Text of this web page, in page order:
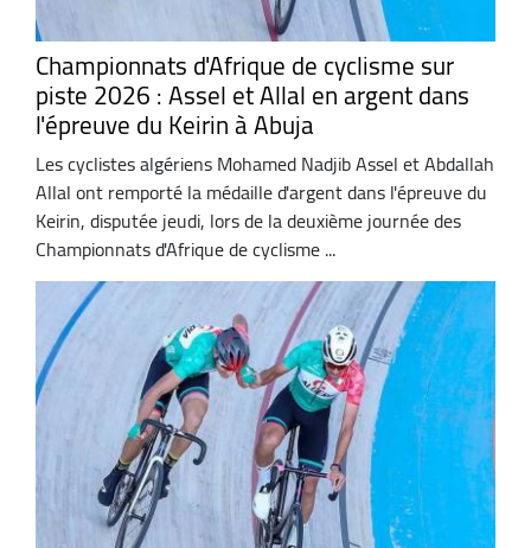
Championnats d'Afrique de cyclisme sur
piste 2026 : Assel et Allal en argent dans
l'épreuve du Keirin à Abuja
Les cyclistes algériens Mohamed Nadjib Assel et Abdallah
Allal ont remporté la médaille d'argent dans l'épreuve du
Keirin, disputée jeudi, lors de la deuxième journée des
Championnats d'Afrique de cyclisme ...